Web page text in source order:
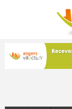
Les dernières